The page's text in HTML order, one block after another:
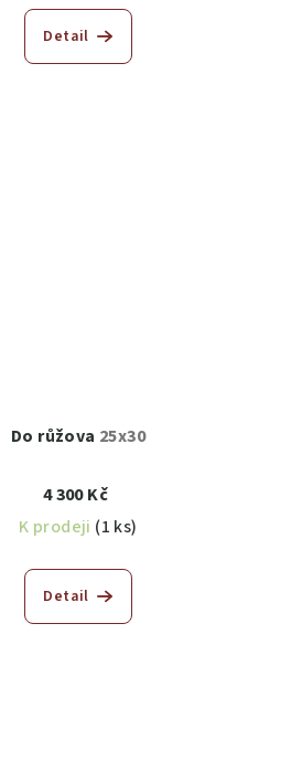
Detail
Do růžova 25x30
4 300 Kč
K prodeji (1 ks)
Detail